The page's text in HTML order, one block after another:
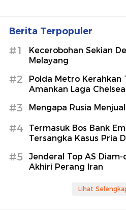
Berita Terpopuler
#1
Kecerobohan Sekian
Melayang
#2
Polda Metro Kerahkan
Amankan Laga
#3 Mengapa Rusia
#4
Termasuk Bos Bank
Tersangka Kasus Pria
#5
Jenderal Top AS
Akhiri Perang Iran
Lihat